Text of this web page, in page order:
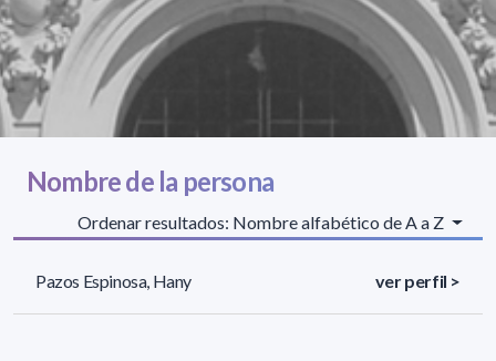
Nombre de la persona
Ordenar resultados: Nombre alfabético de A a Z
Pazos Espinosa, Hany ver perfil >